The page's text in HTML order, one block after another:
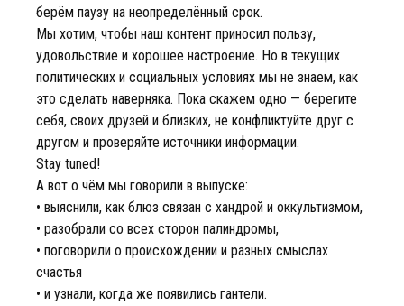
берём паузу на неопределённый срок.
Мы хотим, чтобы наш контент приносил пользу,
удовольствие и хорошее настроение. Но в текущих
политических и социальных условиях мы не знаем, как
это сделать наверняка. Пока скажем одно — берегите
себя, своих друзей и близких, не конфликтуйте друг с
другом и проверяйте источники информации.
Stay tuned!
А вот о чём мы говорили в выпуске:
• выяснили, как блюз связан с хандрой и оккультизмом,
• разобрали со всех сторон палиндромы,
• поговорили о происхождении и разных смыслах
счастья
• и узнали, когда же появились гантели.